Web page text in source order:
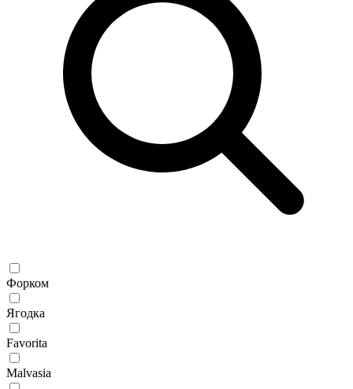
Форком
Ягодка
Favorita
Malvasia